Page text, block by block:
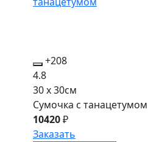
+208
4.8
30 x 30см
Сумочка с танацетумом
10420₽
Заказать